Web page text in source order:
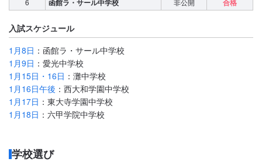
6 函館ラ・サール中学校 非公開 合格
入試スケジュール
1月8日 ：函館ラ・サール中学校
1月9日 ：愛光中学校
1月15日・16日 ：灘中学校
1月16日午後 ：西大和学園中学校
1月17日 ：東大寺学園中学校
1月18日 ：六甲学院中学校
学校選び